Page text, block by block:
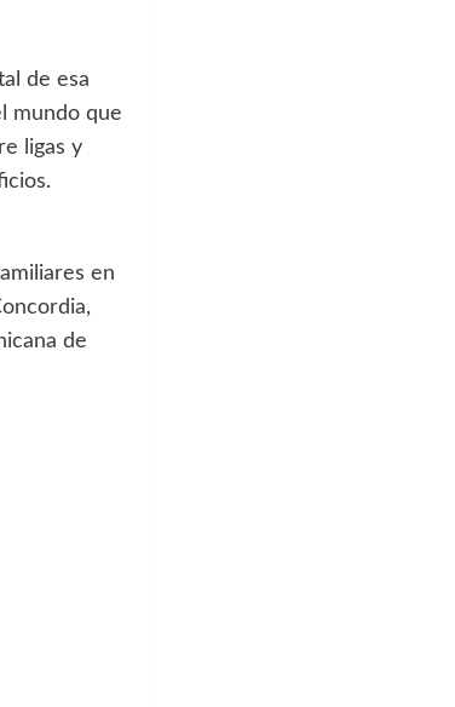
de esa
mundo que
ligas y
en
de